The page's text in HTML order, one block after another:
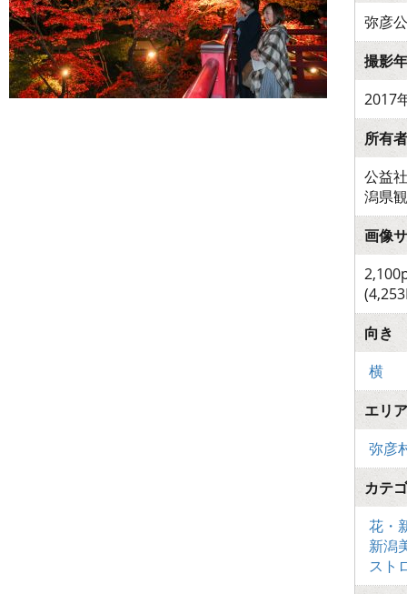
弥彦
撮影
2017
所有者
公益
潟県
画像
向き
横
エリア
弥彦
カテ
花・
新潟
スト